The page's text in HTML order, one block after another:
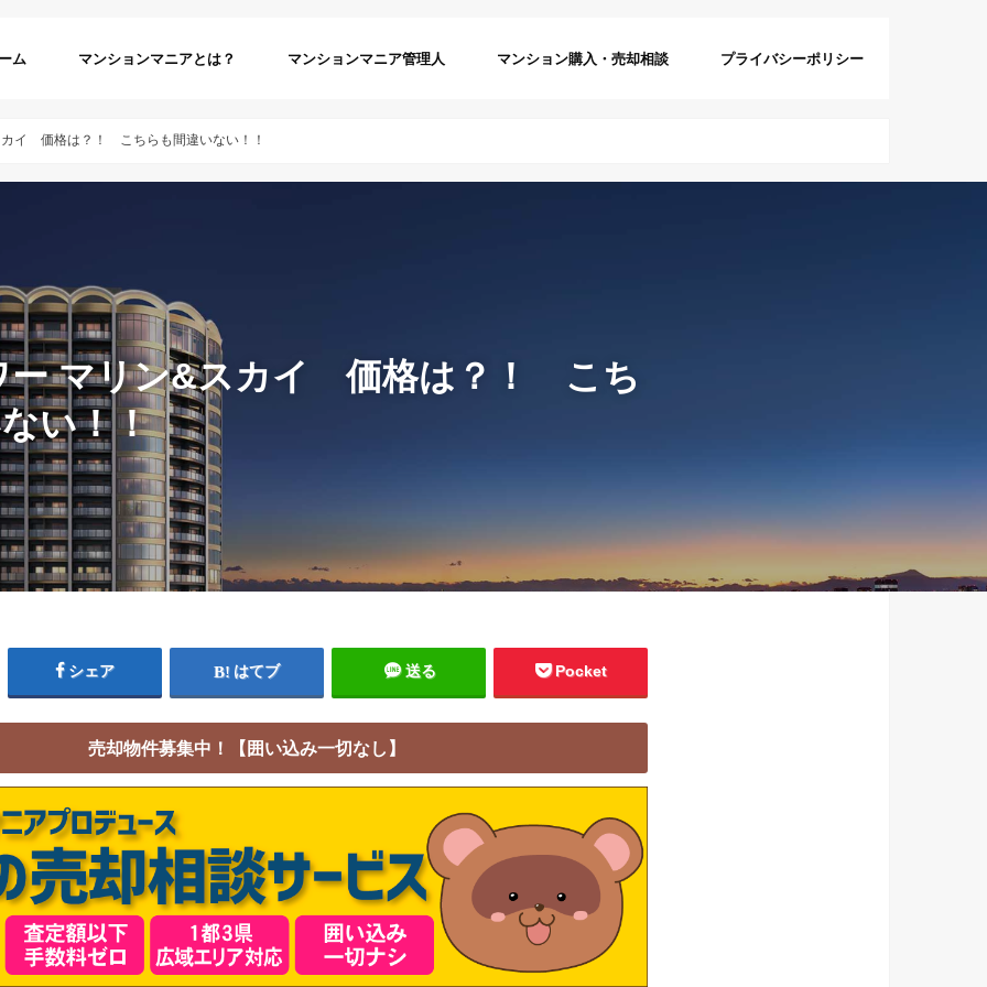
ム マンションマニアとは？ マンションマニア管理人 マンション購入・売却相談 プライバシーポリシー
カイ 価格は？！ こちらも間違いない！！
ー マリン&スカイ 価格は？！ こち
い！！
シェア はてブ 送る Pocket
売却物件募集中！【囲い込み一切なし】